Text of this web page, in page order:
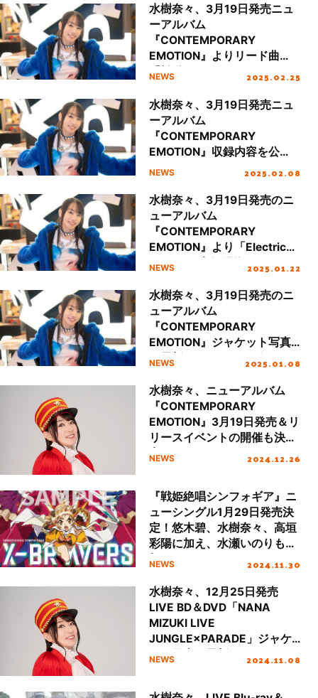
水樹奈々、3月19日発売ニュ
ーアルバム
『CONTEMPORARY
EMOTION』よりリード曲
「拍動」のMUSIC CLIP
NEWS 2025.02.25
水樹奈々、3月19日発売ニュ
ーアルバム
『CONTEMPORARY
EMOTION』収録内容を公
開！
NEWS 2025.02.08
水樹奈々、3月19日発売のニ
ューアルバム
『CONTEMPORARY
EMOTION』より「Electric
Trick」の先行配信がスター
ー開催も発表！
NEWS 2025.01.22
水樹奈々、3月19日発売のニ
ューアルバム
『CONTEMPORARY
EMOTION』ジャケット写真
＆最新アーティストビジュア
NEWS 2025.01.08
水樹奈々、ニューアルバム
『CONTEMPORARY
EMOTION』3月19日発売＆リ
リースイベントの開催も決
定！
NEWS 2024.12.26
『戦姫絶唱シンフォギア』ニ
ューシングル1月29日発売決
定！悠木碧、水樹奈々、高垣
彩陽に加え、水瀬いのりも参
加！
NEWS 2024.11.30
水樹奈々、12月25日発売
LIVE BD＆DVD「NANA
MIZUKI LIVE
JUNGLE×PARADE」ジャケ
ット写真・最新アーティスト
NEWS 2024.11.08